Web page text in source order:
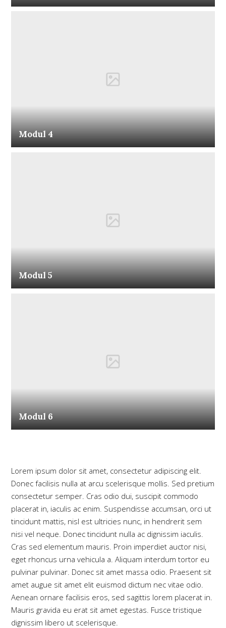
Modul 4
Modul 5
Modul 6
Lorem ipsum dolor sit amet, consectetur adipiscing elit.
Donec facilisis nulla at arcu scelerisque mollis. Sed pretium
consectetur semper. Cras odio dui, suscipit commodo
placerat in, iaculis ac enim. Suspendisse accumsan, orci ut
tincidunt mattis, nisl est ultricies nunc, in hendrerit sem
nisi vel neque. Donec tincidunt nulla ac dignissim iaculis.
Cras sed elementum mauris. Proin imperdiet auctor nisi,
eget rhoncus urna vehicula a. Aliquam interdum tortor eu
pulvinar pulvinar. Donec sit amet massa odio. Praesent sit
amet augue sit amet elit euismod dictum nec vitae odio.
Aenean ornare facilisis eros, sed sagittis lorem placerat in.
Mauris gravida eu erat sit amet egestas. Fusce tristique
dignissim libero ut scelerisque.